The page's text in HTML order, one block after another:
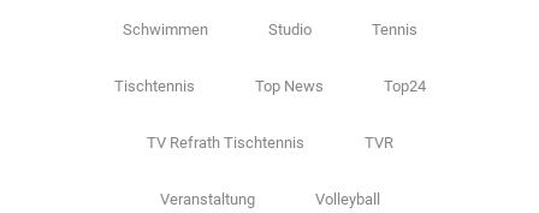
Schwimmen Studio Tennis
Tischtennis Top News Top24
TV Refrath Tischtennis TVR
Veranstaltung Volleyball